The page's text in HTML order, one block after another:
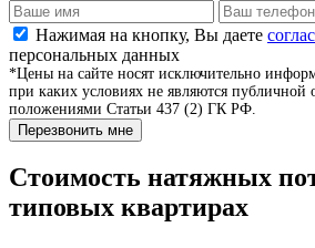
Нажимая на кнопку, Вы даете
персональных данных
*Цены на сайте носят исключительно
при каких условиях не являются публичной
положениями Статьи 437 (2) ГК РФ.
Перезвонить мне
Стоимость натяжных
типовых квартирах